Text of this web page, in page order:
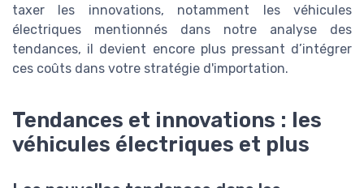
taxer les innovations, notamment les véhicules
électriques mentionnés dans notre analyse des
tendances, il devient encore plus pressant d’intégrer
ces coûts dans votre stratégie d'importation.
Tendances et innovations : les
véhicules électriques et plus